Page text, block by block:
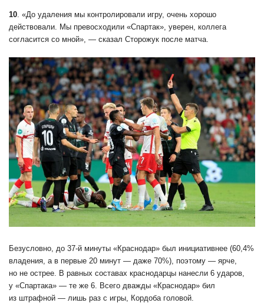
10 . «До удаления мы контролировали игру, очень хорошо
действовали. Мы превосходили «Спартак», уверен, коллега
согласится со мной», — сказал Сторожук после матча.
Безусловно, до 37-й минуты «Краснодар» был инициативнее (60,4%
владения, а в первые 20 минут — даже 70%), поэтому — ярче,
но не острее. В равных составах краснодарцы нанесли 6 ударов,
у «Спартака» — те же 6. Всего дважды «Краснодар» бил
из штрафной — лишь раз с игры, Кордоба головой.